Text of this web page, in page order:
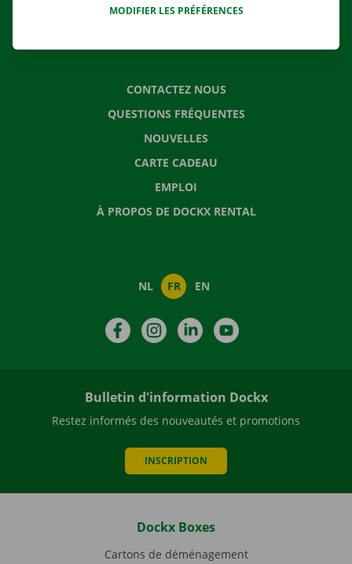
SOLUTIONS DE DÉMÉNAGEMENT
CONTACTEZ NOUS
QUESTIONS FRÉQUENTES
NOUVELLES
CARTE CADEAU
EMPLOI
À PROPOS DE DOCKX RENTAL
NL FR EN
FacebookInstagramLinkedIn
Bulletin d'information Dockx
Restez informés des nouveautés et promotions
INSCRIPTION
Dockx Boxes
Cartons de déménagement
MODIFIER LES PRÉFÉRENCES